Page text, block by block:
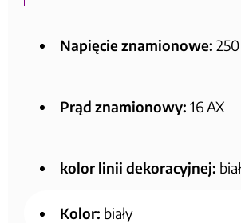
Napięcie znamionowe:
Prąd znamionowy: 16 AX
kolor linii dekoracyjnej:
Kolor: biały